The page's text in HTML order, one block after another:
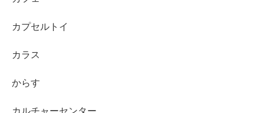
カプセルトイ
カラス
からす
カルチャーセンター